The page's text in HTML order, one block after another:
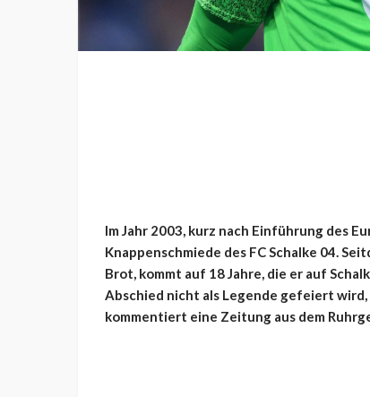
Im Jahr 2003, kurz nach Einführung des
Knappenschmiede des FC Schalke 04.
Brot, kommt auf 18 Jahre, die er auf
Abschied nicht als Legende gefeiert
kommentiert eine Zeitung aus dem